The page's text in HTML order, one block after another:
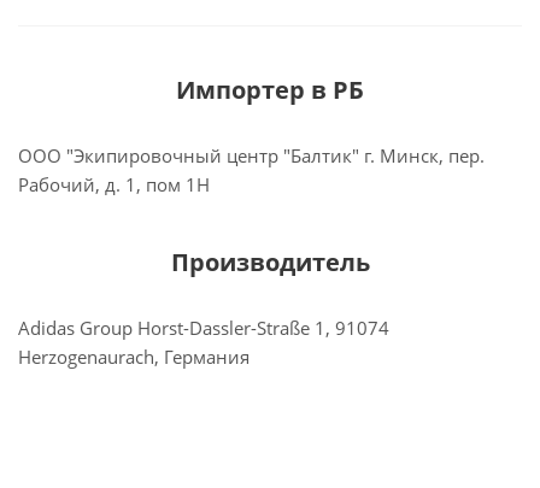
Импортер в РБ
ООО "Экипировочный центр "Балтик" г. Минск, пер.
Рабочий, д. 1, пом 1Н
Производитель
Adidas Group Horst-Dassler-Straße 1, 91074
Herzogenaurach, Германия